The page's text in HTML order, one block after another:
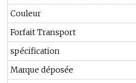
Couleur
Forfait Transport
spécification
Marque déposée